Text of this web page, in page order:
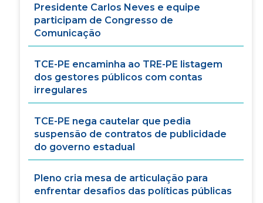
Presidente Carlos Neves e equipe
participam de Congresso de
Comunicação
TCE-PE encaminha ao TRE-PE listagem
dos gestores públicos com contas
irregulares
TCE-PE nega cautelar que pedia
suspensão de contratos de publicidade
do governo estadual
Pleno cria mesa de articulação para
enfrentar desafios das políticas públicas